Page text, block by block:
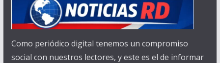
Como periódico digital tenemos un compromiso
social con nuestros lectores, y este es el de informar